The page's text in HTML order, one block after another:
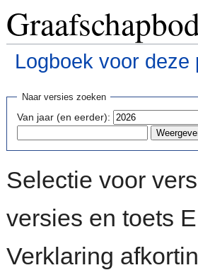
Logboek voor deze
Naar versies zoeken
Van jaar (en eerder):
Selectie voor
versies en toets
Verklaring